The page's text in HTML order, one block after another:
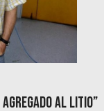
agregado al litio”